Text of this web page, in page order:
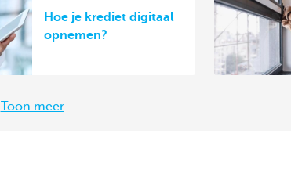
Hoe je krediet digitaal
opnemen?
Toon meer